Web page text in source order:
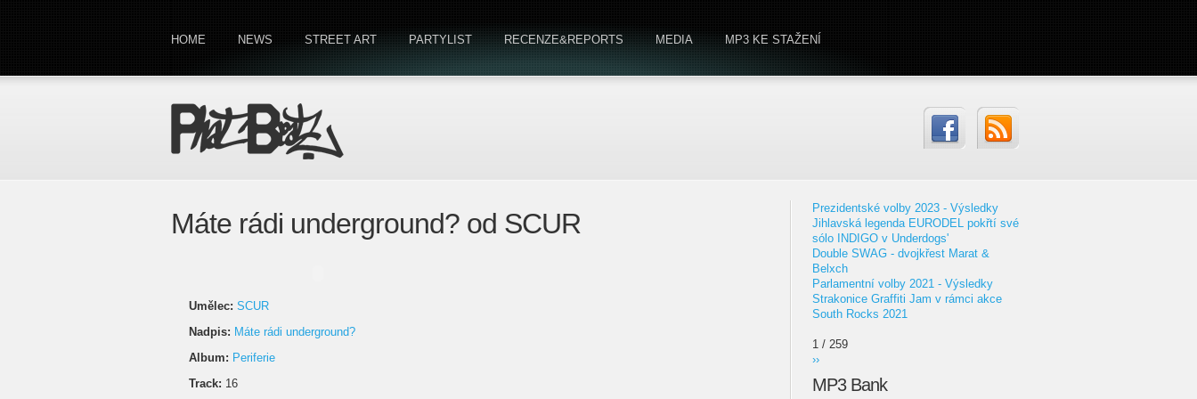
HOME NEWS STREET ART PARTYLIST RECENZE&REPORTS MEDIA MP3 KE STAŽENÍ
Máte rádi underground? od SCUR
Umělec: SCUR
Nadpis: Máte rádi underground?
Album: Periferie
Track: 16
Prezidentské volby 2023 - Výsledky
Jihlavská legenda EURODEL pokřtí své
sólo INDIGO v Underdogs'
Double SWAG - dvojkřest Marat &
Belxch
Parlamentní volby 2021 - Výsledky
Strakonice Graffiti Jam v rámci akce
South Rocks 2021
1 / 259
››
MP3 Bank